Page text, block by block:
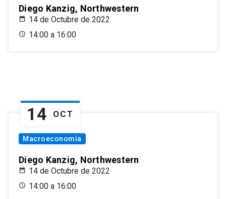
Diego Kanzig, Northwestern
14 de Octubre de 2022
14:00 a 16:00
14 OCT
Macroeconomía
Diego Kanzig, Northwestern
14 de Octubre de 2022
14:00 a 16:00